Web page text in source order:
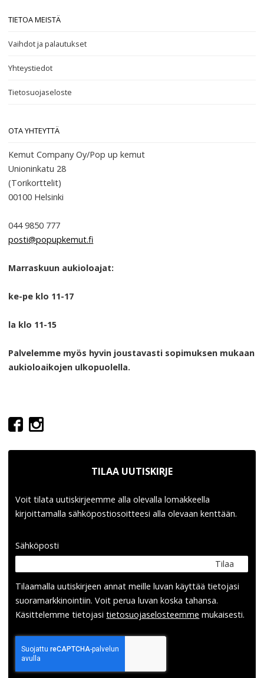
TIETOA MEISTÄ
Vaihdot ja palautukset
Yhteystiedot
Tietosuojaseloste
OTA YHTEYTTÄ
Kemut Company Oy/Pop up kemut
Unioninkatu 28
(Torikorttelit)
00100 Helsinki
044 9850 777
posti@popupkemut.fi
Marraskuun aukioloajat:
ke-pe klo 11-17
la klo 11-15
Palvelemme myös hyvin joustavasti sopimuksen mukaan
aukioloaikojen ulkopuolella.
TILAA UUTISKIRJE
Voit tilata uutiskirjeemme alla olevalla lomakkeella
kirjoittamalla sähköpostiosoitteesi alla olevaan kenttään.
Sähköposti
Tilaa
Tilaamalla uutis­kirjeen annat meille luvan käyttää tietojasi
suora­markkinointiin. Voit perua luvan koska tahansa.
Käsittelemme tietojasitieto­suoja­selosteemme mukaisesti.